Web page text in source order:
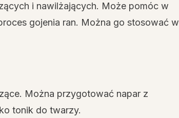
i nawilżających. Może pomóc w
gojenia ran. Można go stosować w
Można przygotować napar z
tonik do twarzy.